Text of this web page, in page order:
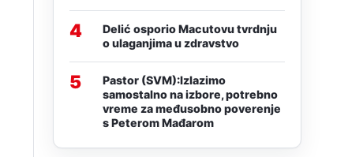
4
Delić osporio Macutovu tvrdnju
o ulaganjima u zdravstvo
5
Pastor (SVM):Izlazimo
samostalno na izbore, potrebno
vreme za međusobno poverenje
s Peterom Mađarom